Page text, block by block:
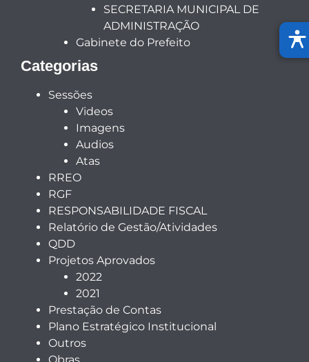
SECRETARIA MUNICIPAL DE
ADMINISTRAÇÃO
Gabinete do Prefeito
Categorias
Sessões
Videos
Imagens
Audios
Atas
RREO
RGF
RESPONSABILIDADE FISCAL
Relatório de Gestão/Atividades
QDD
Projetos Aprovados
2022
2021
Prestação de Contas
Plano Estratégico Institucional
Outros